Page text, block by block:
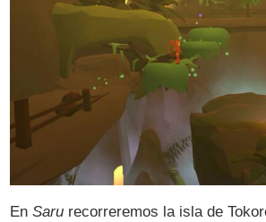
EnSaru recorreremos la isla de